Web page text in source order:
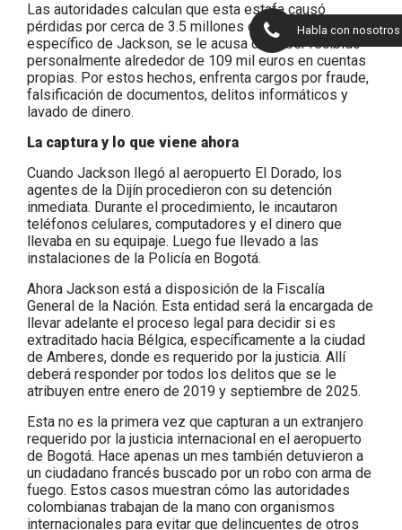
Las autoridades calculan que esta estafa causó
pérdidas por cerca de 3.5 millones de euros. En el caso
específico de Jackson, se le acusa de haber recibido
personalmente alrededor de 109 mil euros en cuentas
propias. Por estos hechos, enfrenta cargos por fraude,
falsificación de documentos, delitos informáticos y
lavado de dinero.
La captura y lo que viene ahora
Cuando Jackson llegó al aeropuerto El Dorado, los
agentes de la Dijín procedieron con su detención
inmediata. Durante el procedimiento, le incautaron
teléfonos celulares, computadores y el dinero que
llevaba en su equipaje. Luego fue llevado a las
instalaciones de la Policía en Bogotá.
Ahora Jackson está a disposición de la Fiscalía
General de la Nación. Esta entidad será la encargada de
llevar adelante el proceso legal para decidir si es
extraditado hacia Bélgica, específicamente a la ciudad
de Amberes, donde es requerido por la justicia. Allí
deberá responder por todos los delitos que se le
atribuyen entre enero de 2019 y septiembre de 2025.
Esta no es la primera vez que capturan a un extranjero
requerido por la justicia internacional en el aeropuerto
de Bogotá. Hace apenas un mes también detuvieron a
un ciudadano francés buscado por un robo con arma de
fuego. Estos casos muestran cómo las autoridades
colombianas trabajan de la mano con organismos
internacionales para evitar que delincuentes de otros
Habla con nosotros